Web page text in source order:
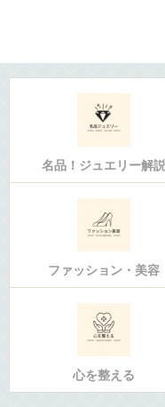
名品！ジュエリー解説
ファッション・美容
心を整える